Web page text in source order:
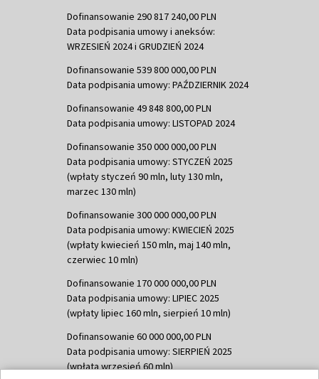
Dofinansowanie 290 817 240,00 PLN
Data podpisania umowy i aneksów:
WRZESIEŃ 2024 i GRUDZIEŃ 2024
Dofinansowanie 539 800 000,00 PLN
Data podpisania umowy: PAŹDZIERNIK 2024
Dofinansowanie 49 848 800,00 PLN
Data podpisania umowy: LISTOPAD 2024
Dofinansowanie 350 000 000,00 PLN
Data podpisania umowy: STYCZEŃ 2025
(wpłaty styczeń 90 mln, luty 130 mln,
marzec 130 mln)
Dofinansowanie 300 000 000,00 PLN
Data podpisania umowy: KWIECIEŃ 2025
(wpłaty kwiecień 150 mln, maj 140 mln,
czerwiec 10 mln)
Dofinansowanie 170 000 000,00 PLN
Data podpisania umowy: LIPIEC 2025
(wpłaty lipiec 160 mln, sierpień 10 mln)
Dofinansowanie 60 000 000,00 PLN
Data podpisania umowy: SIERPIEŃ 2025
(wpłata wrzesień 60 mln)